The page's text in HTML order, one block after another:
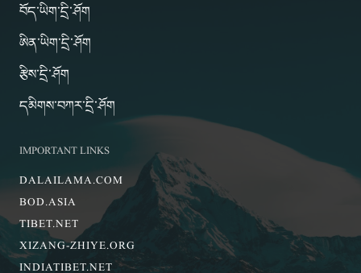
བོད་ཡིག་དྲི་ཤོག
ཨིན་ཡིག་དྲི་ཤོག
རྩིས་དྲི་ཤོག
དམིགས་བཀར་དྲི་ཤོག
IMPORTANT LINKS
DALAILAMA.COM
BOD.ASIA
TIBET.NET
XIZANG-ZHIYE.ORG
INDIATIBET.NET